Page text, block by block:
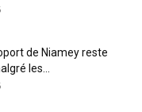
de Niamey reste
les...